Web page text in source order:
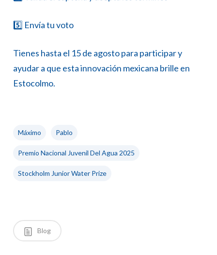
5️⃣ Envía tu voto
Tienes hasta el 15 de agosto para participar y
ayudar a que esta innovación mexicana brille en
Estocolmo.
Máximo Pablo
Premio Nacional Juvenil Del Agua 2025
Stockholm Junior Water Prize
Blog